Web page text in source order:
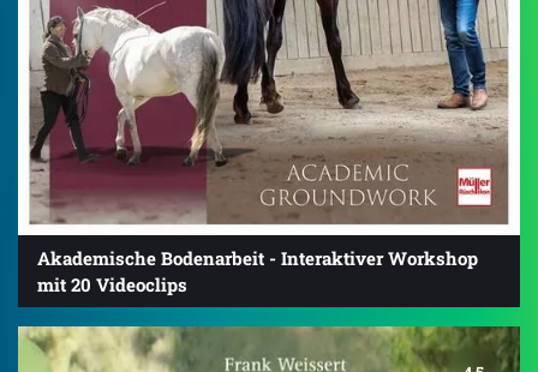
Akademische Bodenarbeit - Interaktiver Workshop
mit 20 Videoclips